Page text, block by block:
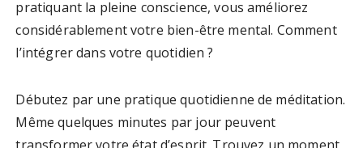
pratiquant la pleine conscience, vous améliorez
considérablement votre bien-être mental. Comment
l’intégrer dans votre quotidien ?
Débutez par une pratique quotidienne de méditation.
Même quelques minutes par jour peuvent